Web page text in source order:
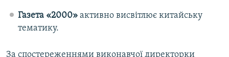
Газета «2000»активно висвітлює китайську
тематику.
За спостереженнями виконавчої директорки